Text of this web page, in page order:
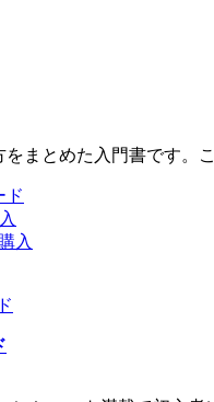
まとめた入門書です。
ド
入